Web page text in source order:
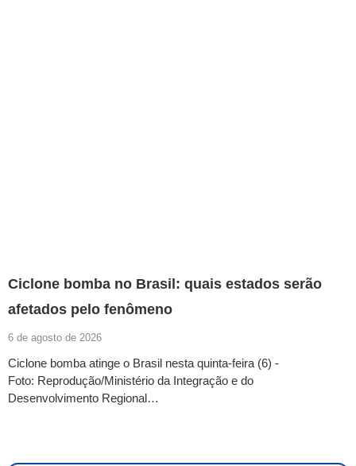
Ciclone bomba no Brasil: quais estados serão
afetados pelo fenômeno
6 de agosto de 2026
Ciclone bomba atinge o Brasil nesta quinta-feira (6) -
Foto: Reprodução/Ministério da Integração e do
Desenvolvimento Regional…